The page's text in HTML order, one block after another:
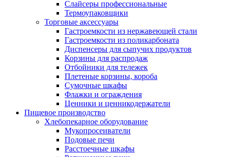
Слайсеры профессиональные
Термоупаковщики
Торговые аксессуары
Гастроемкости из нержавеющей стали
Гастроемкости из поликарбоната
Диспенсеры для сыпучих продуктов
Корзины для распродаж
Отбойники для тележек
Плетеные корзины, короба
Сумочные шкафы
Флажки и ограждения
Ценники и ценникодержатели
Пищевое производство
Хлебопекарное оборудование
Мукопросеиватели
Подовые печи
Расстоечные шкафы